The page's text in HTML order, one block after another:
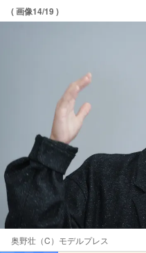
( 画像14/19 )
奥野壮（C）モデルプレス